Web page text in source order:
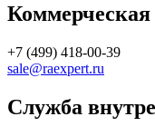
Коммерческая
+7 (499) 418-00-39
sale@raexpert.ru
Служба